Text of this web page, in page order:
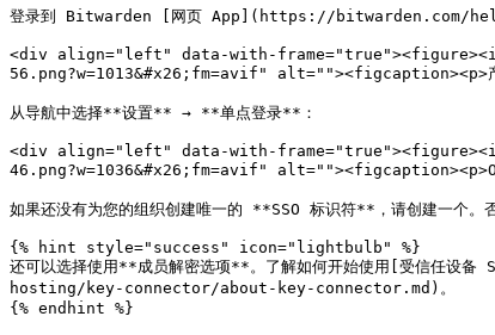
登录到 Bitwarden [网页 App](https://bitwarden.com/
<div align="left" data-with-frame="true"><figure><img
56.png?w=1013&#x26;fm=avif"
从导航中选择**设置** → **单点登录**：
<div align="left" data-with-frame="true"><figure><img
46.png?w=1036&#x26;fm=avif"
如果还没有为您的组织创建唯一的 **SSO 标识符**，请创建一个。
{% hint style="success" icon="lightbulb" %}
还可以选择使用**成员解密选项**。了解如何开始使用[
hosting/key-connector/about-key-connector.md)。
{% endhint %}